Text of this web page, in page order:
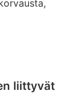
liittyvät